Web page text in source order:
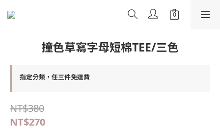
撞色草寫字母短棉TEE/三色
指定分類，任三件免運費
NT$380
NT$270